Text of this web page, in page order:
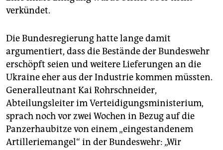
verkündet.
Die Bundesregierung hatte lange damit
argumentiert, dass die Bestände der Bundeswehr
erschöpft seien und weitere Lieferungen an die
Ukraine eher aus der Industrie kommen müssten.
Generalleutnant Kai Rohrschneider,
Abteilungsleiter im Verteidigungsministerium,
sprach noch vor zwei Wochen in Bezug auf die
Panzerhaubitze von einem „eingestandenem
Artilleriemangel“ in der Bundeswehr: „Wir